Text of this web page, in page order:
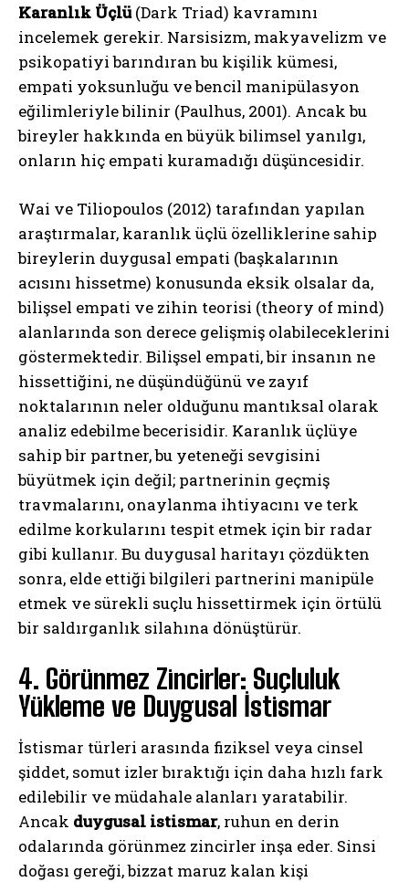
Karanlık Üçlü(Dark Triad) kavramını
incelemek gerekir. Narsisizm, makyavelizm ve
psikopatiyi barındıran bu kişilik kümesi,
empati yoksunluğu ve bencil manipülasyon
eğilimleriyle bilinir (Paulhus, 2001). Ancak bu
bireyler hakkında en büyük bilimsel yanılgı,
onların hiç empati kuramadığı düşüncesidir.
Wai ve Tiliopoulos (2012) tarafından yapılan
araştırmalar, karanlık üçlü özelliklerine sahip
bireylerin duygusal empati (başkalarının
acısını hissetme) konusunda eksik olsalar da,
bilişsel empati ve zihin teorisi (theory of mind)
alanlarında son derece gelişmiş olabileceklerini
göstermektedir. Bilişsel empati, bir insanın ne
hissettiğini, ne düşündüğünü ve zayıf
noktalarının neler olduğunu mantıksal olarak
analiz edebilme becerisidir. Karanlık üçlüye
sahip bir partner, bu yeteneği sevgisini
büyütmek için değil; partnerinin geçmiş
travmalarını, onaylanma ihtiyacını ve terk
edilme korkularını tespit etmek için bir radar
gibi kullanır. Bu duygusal haritayı çözdükten
sonra, elde ettiği bilgileri partnerini manipüle
etmek ve sürekli suçlu hissettirmek için örtülü
bir saldırganlık silahına dönüştürür.
4. Görünmez Zincirler: Suçluluk
Yükleme ve Duygusal İstismar
İstismar türleri arasında fiziksel veya cinsel
şiddet, somut izler bıraktığı için daha hızlı fark
edilebilir ve müdahale alanları yaratabilir.
Ancak duygusal istismar, ruhun en derin
odalarında görünmez zincirler inşa eder. Sinsi
doğası gereği, bizzat maruz kalan kişi